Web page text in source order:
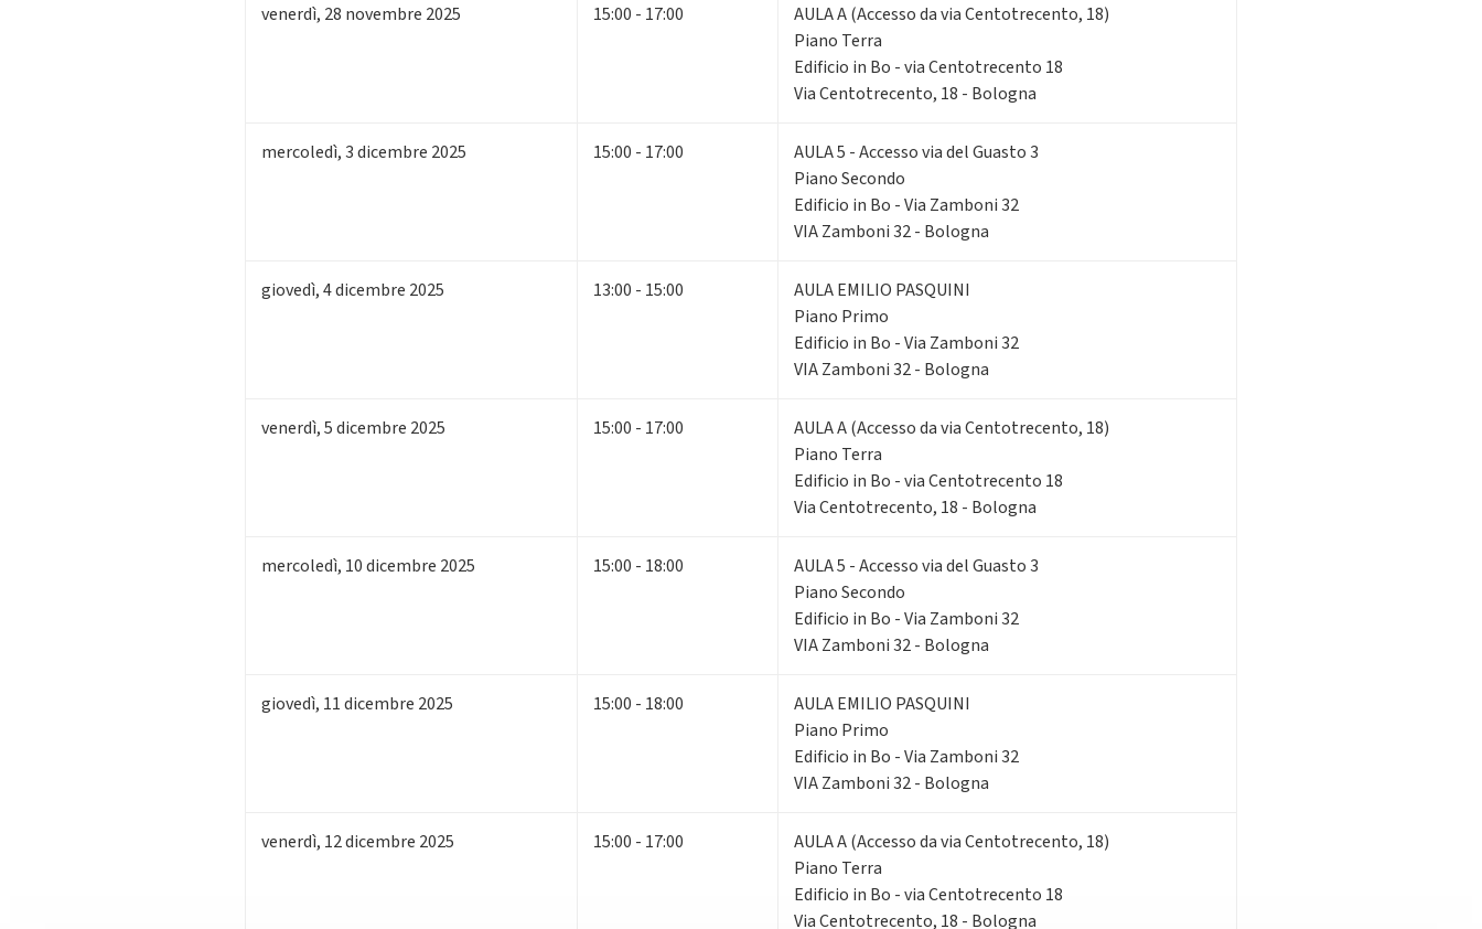
venerdì, 28 novembre 2025 15:00 - 17:00
AULA A (Accesso da via Centotrecento, 18)
Piano Terra
Edificio in Bo - via Centotrecento 18
Via Centotrecento, 18 - Bologna
mercoledì,3dicembre 2025 15:00 - 17:00
AULA 5 - Accesso via del Guasto 3
Piano Secondo
Edificio in Bo - Via Zamboni 32
VIA Zamboni 32 - Bologna
giovedì,4dicembre 2025 13:00 - 15:00
AULA EMILIO PASQUINI
Piano Primo
Edificio in Bo - Via Zamboni 32
VIA Zamboni 32 - Bologna
venerdì,5dicembre 2025 15:00 - 17:00
AULA A (Accesso da via Centotrecento, 18)
Piano Terra
Edificio in Bo - via Centotrecento 18
Via Centotrecento, 18 - Bologna
mercoledì, 10dicembre 2025 15:00 - 18:00
AULA 5 - Accesso via del Guasto 3
Piano Secondo
Edificio in Bo - Via Zamboni 32
VIA Zamboni 32 - Bologna
giovedì, 11dicembre 2025 15:00 - 18:00
AULA EMILIO PASQUINI
Piano Primo
Edificio in Bo - Via Zamboni 32
VIA Zamboni 32 - Bologna
venerdì, 12dicembre 2025 15:00 - 17:00
AULA A (Accesso da via Centotrecento, 18)
Piano Terra
Edificio in Bo - via Centotrecento 18
Via Centotrecento, 18 - Bologna